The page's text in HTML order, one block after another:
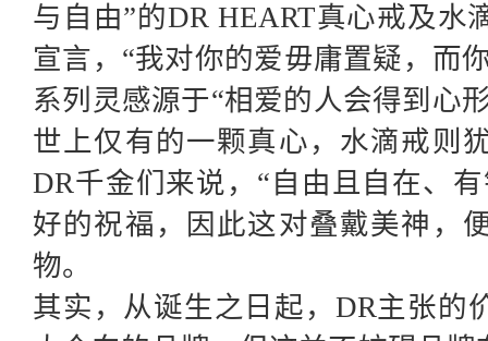
与自由”的DR HEART真心戒及水
宣言，“我对你的爱毋庸置疑，而
系列灵感源于“相爱的人会得到心
世上仅有的一颗真心，水滴戒则
DR千金们来说，“自由且自在、
好的祝福，因此这对叠戴美神，
物。
其实，从诞生之日起， DR主张的